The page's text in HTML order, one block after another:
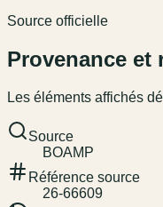
Source officielle
Provenance et
Les éléments affichés
Source
BOAMP
Référence source
26-66609